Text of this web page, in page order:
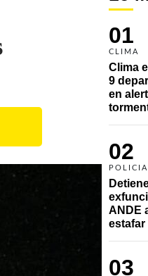
01
CLIMA
Clima
9
en
02
ANDE
03